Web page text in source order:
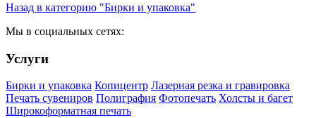
Назад в категорию "Бирки и упаковка"
Мы в социальных сетях:
Услуги
Бирки и упаковка Копицентр Лазерная резка и гравировка
Печать сувениров Полиграфия Фотопечать Холсты и багет
Широкоформатная печать